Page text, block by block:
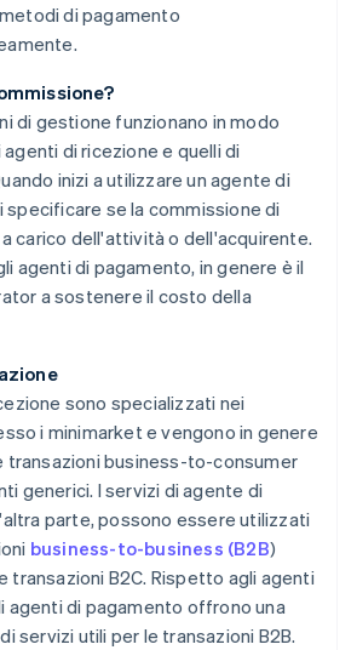
di pagamento
di gestione funzionano in modo
di ricezione e quelli di
inizi a utilizzare un agente di
specificare se la commissione di
carico dell'attività o dell'acquirente.
agenti di pagamento, in genere è il
a sostenere il costo della
sono specializzati nei
i minimarket e vengono in genere
transazioni business-to-consumer
generici. I servizi di agente di
parte, possono essere utilizzati
business-to-business (B2B)
transazioni B2C. Rispetto agli agenti
agenti di pagamento offrono una
servizi utili per le transazioni B2B.